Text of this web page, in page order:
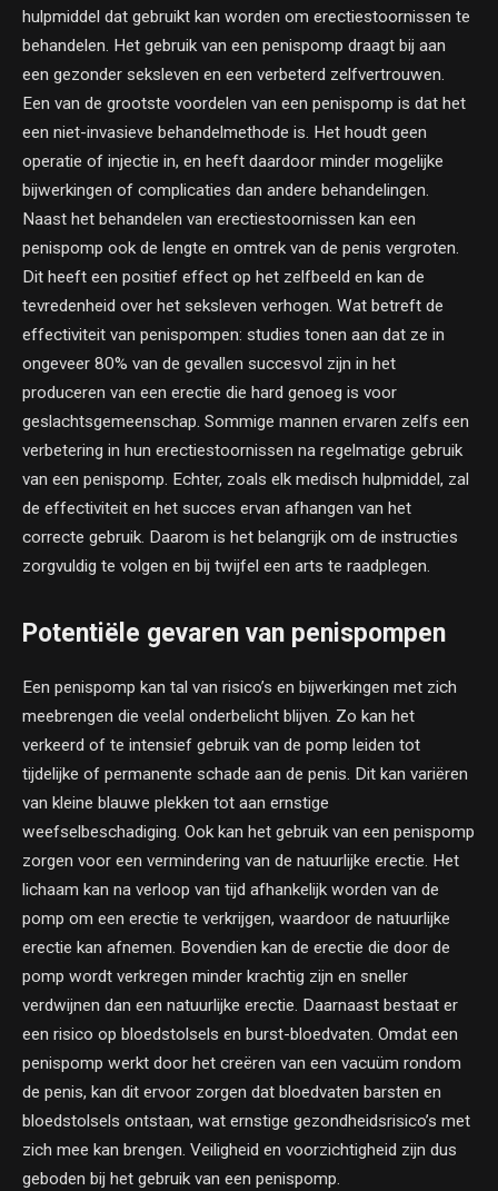
hulpmiddel dat gebruikt kan worden om erectiestoornissen te
behandelen. Het gebruik van een penispomp draagt bij aan
een gezonder seksleven en een verbeterd zelfvertrouwen.
Een van de grootste voordelen van een penispomp is dat het
een niet-invasieve behandelmethode is. Het houdt geen
operatie of injectie in, en heeft daardoor minder mogelijke
bijwerkingen of complicaties dan andere behandelingen.
Naast het behandelen van erectiestoornissen kan een
penispomp ook de lengte en omtrek van de penis vergroten.
Dit heeft een positief effect op het zelfbeeld en kan de
tevredenheid over het seksleven verhogen. Wat betreft de
effectiviteit van penispompen: studies tonen aan dat ze in
ongeveer 80% van de gevallen succesvol zijn in het
produceren van een erectie die hard genoeg is voor
geslachtsgemeenschap. Sommige mannen ervaren zelfs een
verbetering in hun erectiestoornissen na regelmatige gebruik
van een penispomp. Echter, zoals elk medisch hulpmiddel, zal
de effectiviteit en het succes ervan afhangen van het
correcte gebruik. Daarom is het belangrijk om de instructies
zorgvuldig te volgen en bij twijfel een arts te raadplegen.
Potentiële gevaren van penispompen
Een penispomp kan tal van risico’s en bijwerkingen met zich
meebrengen die veelal onderbelicht blijven. Zo kan het
verkeerd of te intensief gebruik van de pomp leiden tot
tijdelijke of permanente schade aan de penis. Dit kan variëren
van kleine blauwe plekken tot aan ernstige
weefselbeschadiging. Ook kan het gebruik van een penispomp
zorgen voor een vermindering van de natuurlijke erectie. Het
lichaam kan na verloop van tijd afhankelijk worden van de
pomp om een erectie te verkrijgen, waardoor de natuurlijke
erectie kan afnemen. Bovendien kan de erectie die door de
pomp wordt verkregen minder krachtig zijn en sneller
verdwijnen dan een natuurlijke erectie. Daarnaast bestaat er
een risico op bloedstolsels en burst-bloedvaten. Omdat een
penispomp werkt door het creëren van een vacuüm rondom
de penis, kan dit ervoor zorgen dat bloedvaten barsten en
bloedstolsels ontstaan, wat ernstige gezondheidsrisico’s met
zich mee kan brengen. Veiligheid en voorzichtigheid zijn dus
geboden bij het gebruik van een penispomp.